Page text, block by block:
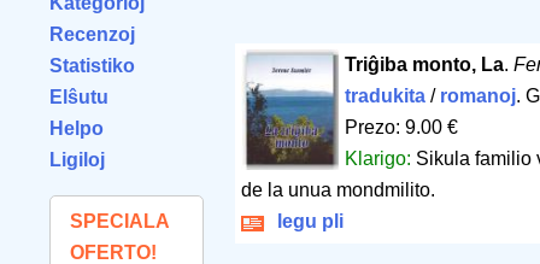
Recenzoj
Statistiko
Elŝutu
Helpo
Ligiloj
SPECIALA
OFERTO!
Triĝiba monto, La.
tradukita/ romanoj.
Prezo: 9.00 €
Klarigo: Sikula familio
de la unua mondmilito.
legu pli